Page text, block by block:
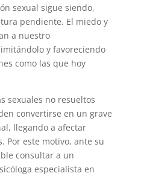
sexual sigue siendo,
pendiente. El miedo y
a nuestro
y favoreciendo
como las que hoy
sexuales no resueltos
convertirse en un grave
llegando a afectar
Por este motivo, ante su
consultar a un
especialista en